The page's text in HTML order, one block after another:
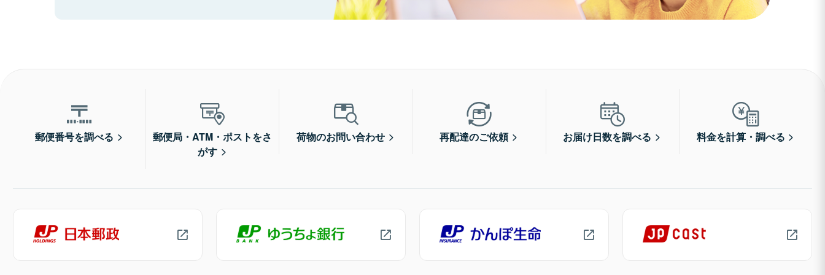
郵便番号を調べる
郵便局・ATM・ポストをさ
がす
荷物のお問い合わせ 再配達のご依頼 お届け日数を調べる 料金を計算・調べる